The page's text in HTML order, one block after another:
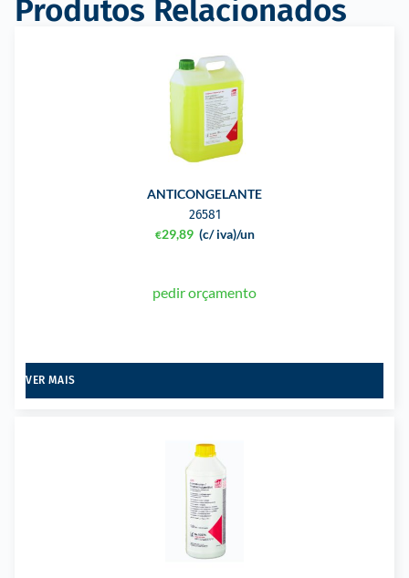
Produtos Relacionados
ANTICONGELANTE
26581
€29,89 (c/ iva)/un
pedir orçamento
VER MAIS